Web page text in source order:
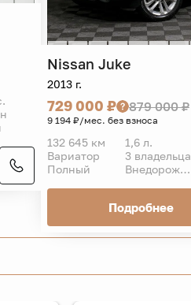
Nissan Juke
2013 г.
729 000 ₽ 879 000 ₽
9 194 ₽/мес. без взноса
132 645 км 1,6 л.
Вариатор
3 владельца
Полный
Внедорожник 5 дв.
Подробнее